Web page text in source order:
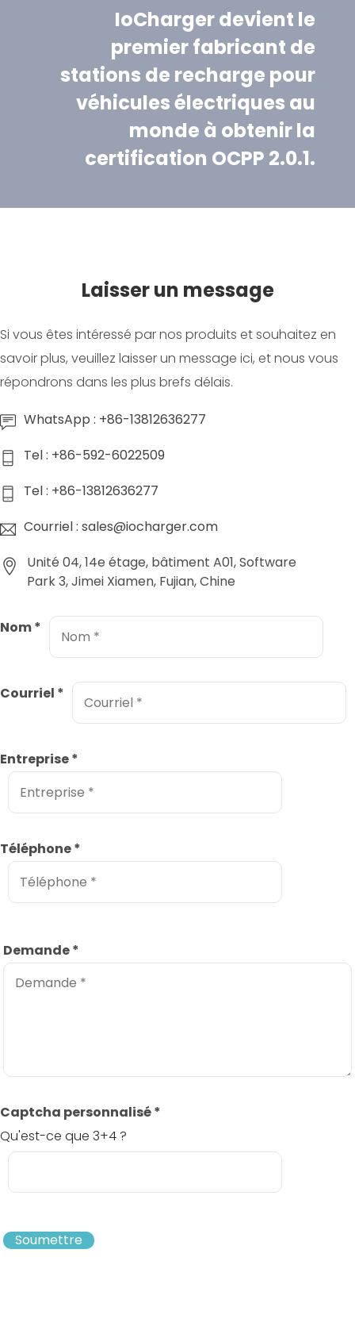
IoCharger devient le
premier fabricant de
stations de recharge pour
véhicules électriques au
monde à obtenir la
certification OCPP 2.0.1.
Laisser un message
Si vous êtes intéressé par nos produits et souhaitez en
savoir plus, veuillez laisser un message ici, et nous vous
répondrons dans les plus brefs délais.
WhatsApp : +86-13812636277
Tel : +86-592-6022509
Tel : +86-13812636277
Courriel : sales@iocharger.com
Unité 04, 14e étage, bâtiment A01, Software
Park 3, Jimei Xiamen, Fujian, Chine
Nom*
Courriel *
Entreprise*
Téléphone*
Demande*
Captcha personnalisé*
Qu'est-ce que 3+4 ?
Soumettre